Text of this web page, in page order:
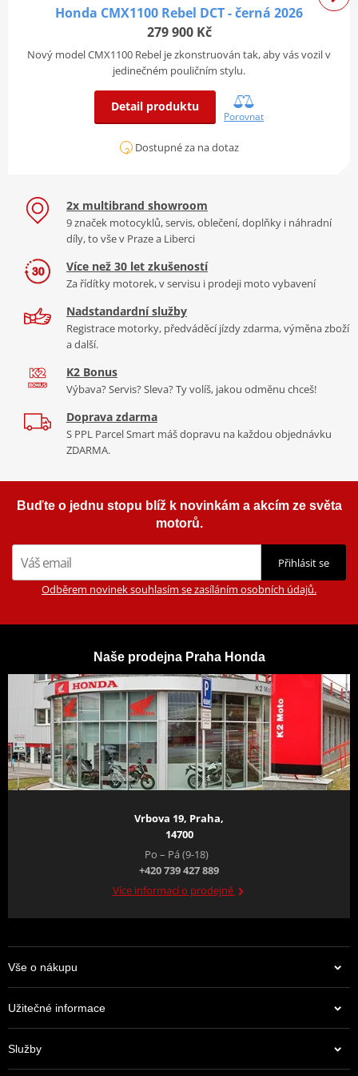
ELEKTRONICKÁ KONTROLA
Control (HSTC), Wheelie Control a možnost
individuálního nastavení výkonu i brzdění
motorem.
DIGITÁLNÍ SVĚT V KOKPITU
nabízí připojení k chytrému
telefonu přesHonda RoadSync. Ovládej navigaci,
praktickou zásuvku USB-C.
odpružení
700 mm
Pohotovostní hmotnost
240 kg
ano
Rozvor
2 240 x 853 x 1 115
Zadní pneumatika
Objem palivové nádrže
13.6 litrů
Typ rámu
Honda CMX1100 Rebel DCT - černá 2026
279 900 Kč
Nový model CMX1100 Rebel je zkonstruován tak, aby vás vozil v
jedinečném pouličním stylu.
Detail produktu
Porovnat
Dostupné za na dotaz
2x multibrand showroom
9 značek motocyklů, servis, oblečení, doplňky i náhradní
díly, to vše v Praze a Liberci
Více než 30 let zkušeností
Za řídítky motorek, v servisu i prodeji moto vybavení
Nadstandardní služby
Registrace motorky, předváděcí jízdy zdarma, výměna zboží
a další.
K2 Bonus
Výbava? Servis? Sleva? Ty volíš, jakou odměnu chceš!
Doprava zdarma
S PPL Parcel Smart máš dopravu na každou objednávku
ZDARMA.
Buďte o jednu stopu blíž k novinkám a akcím ze světa
motorů.
Přihlásit se
Odběrem novinek souhlasím se zasíláním osobních údajů.
Naše prodejna Praha Honda
Vrbova 19, Praha,
14700
Po – Pá (9-18)
+420 739 427 889
Více informací o prodejně
Vše o nákupu
Užitečné informace
Služby